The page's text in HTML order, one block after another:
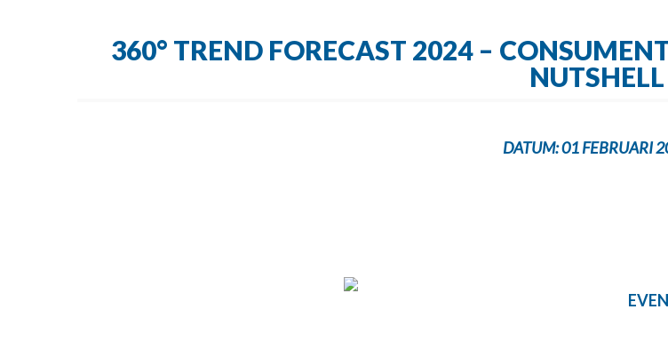
360° TREND FORECAST 2024 –
NUTSHELL
DATUM:01 FEBRUARI